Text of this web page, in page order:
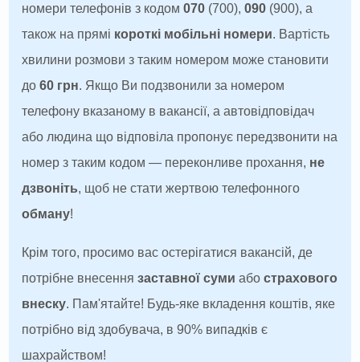
номери телефонів з кодом070 (700),090 (900), а
також на прямі короткі мобільні номери. Вартість
хвилини розмови з таким номером може становити
до60 грн. Якщо Ви подзвонили за номером
телефону вказаному в вакансії, а автовідповідач
або людина що відповіла пропонує передзвонити на
номер з таким кодом — переконливе прохання, не
дзвоніть, щоб не стати жертвою телефонного
обману!
Крім того, просимо вас остерігатися вакансій, де
потрібне внесеннязаставної суми абострахового
внеску. Пам'ятайте! Будь-яке вкладення коштів, яке
потрібно від здобувача, в 90% випадків є
шахрайством!